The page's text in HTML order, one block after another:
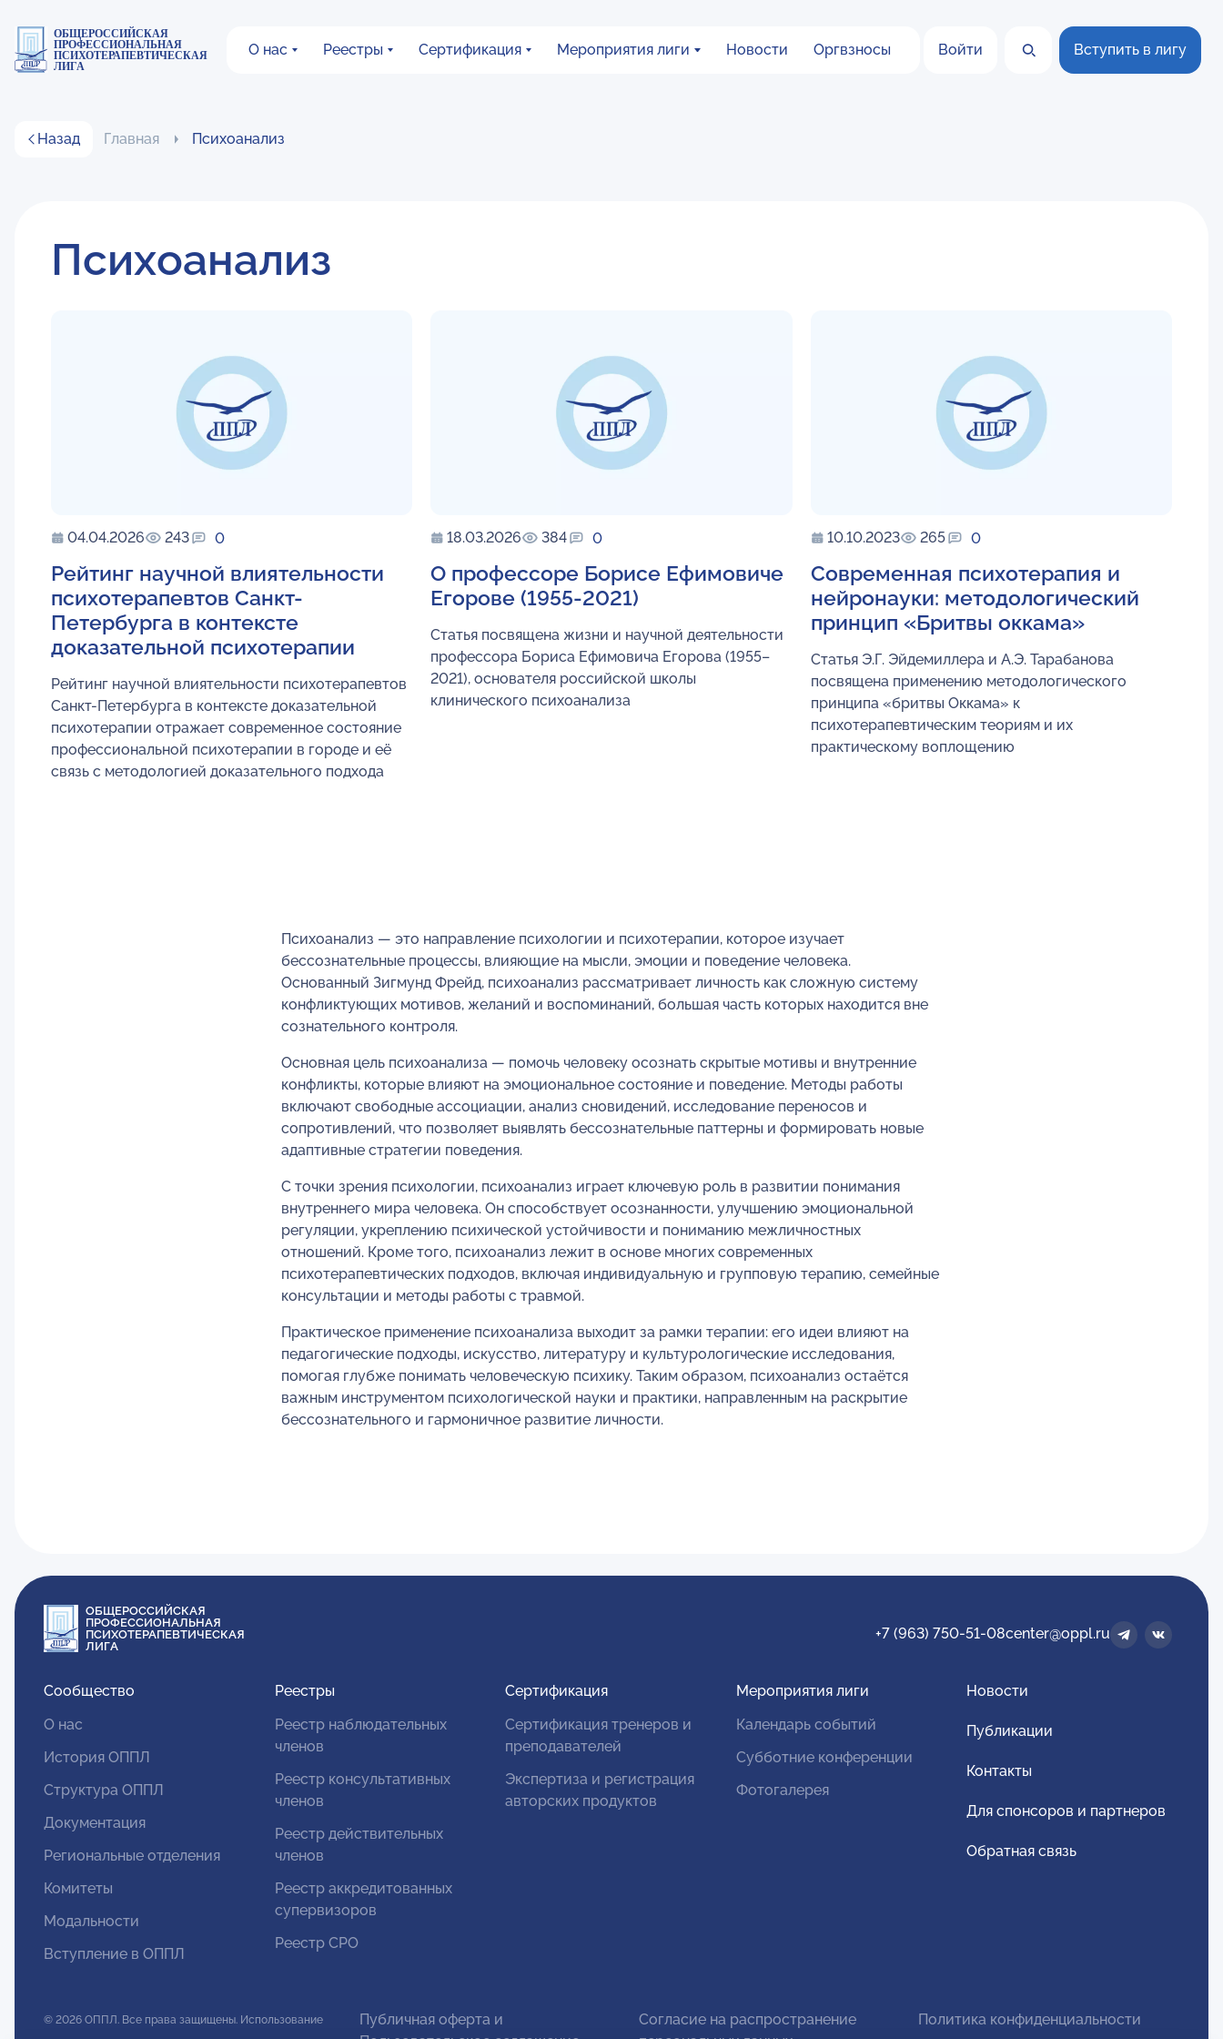
ОБЩЕРОССИЙСКАЯ
ПРОФЕССИОНАЛЬНАЯ
ПСИХОТЕРАПЕВТИЧЕСКАЯ
ЛИГА
О нас Реестры Сертификация Мероприятия лиги Новости Оргвзносы Войти Вступить в лигу
Назад Главная Психоанализ
Психоанализ
04.04.2026 243 0
Рейтинг научной влиятельности
психотерапевтов Санкт-
Петербурга в контексте
доказательной психотерапии
Рейтинг научной влиятельности психотерапевтов
Санкт-Петербурга в контексте доказательной
психотерапии отражает современное состояние
профессиональной психотерапии в городе и её
связь с методологией доказательного подхода
18.03.2026 384 0
О профессоре Борисе Ефимовиче
Егорове (1955-2021)
Статья посвящена жизни и научной деятельности
профессора Бориса Ефимовича Егорова (1955–
2021), основателя российской школы
клинического психоанализа
10.10.2023 265 0
Современная психотерапия и
нейронауки: методологический
принцип «Бритвы оккама»
Статья Э.Г. Эйдемиллера и А.Э. Тарабанова
посвящена применению методологического
принципа «бритвы Оккама» к
психотерапевтическим теориям и их
практическому воплощению
Психоанализ — это направление психологии и психотерапии, которое изучает
бессознательные процессы, влияющие на мысли, эмоции и поведение человека.
Основанный Зигмунд Фрейд, психоанализ рассматривает личность как сложную систему
конфликтующих мотивов, желаний и воспоминаний, большая часть которых находится вне
сознательного контроля.
Основная цель психоанализа — помочь человеку осознать скрытые мотивы и внутренние
конфликты, которые влияют на эмоциональное состояние и поведение. Методы работы
включают свободные ассоциации, анализ сновидений, исследование переносов и
сопротивлений, что позволяет выявлять бессознательные паттерны и формировать новые
адаптивные стратегии поведения.
С точки зрения психологии, психоанализ играет ключевую роль в развитии понимания
внутреннего мира человека. Он способствует осознанности, улучшению эмоциональной
регуляции, укреплению психической устойчивости и пониманию межличностных
отношений. Кроме того, психоанализ лежит в основе многих современных
психотерапевтических подходов, включая индивидуальную и групповую терапию, семейные
консультации и методы работы с травмой.
Практическое применение психоанализа выходит за рамки терапии: его идеи влияют на
педагогические подходы, искусство, литературу и культурологические исследования,
помогая глубже понимать человеческую психику. Таким образом, психоанализ остаётся
важным инструментом психологической науки и практики, направленным на раскрытие
бессознательного и гармоничное развитие личности.
ОБЩЕРОССИЙСКАЯ
ПРОФЕССИОНАЛЬНАЯ
ПСИХОТЕРАПЕВТИЧЕСКАЯ
ЛИГА
+7 (963) 750-51-08center@oppl.ru
Сообщество
О нас
История ОППЛ
Структура ОППЛ
Документация
Региональные отделения
Комитеты
Модальности
Вступление в ОППЛ
Реестры
Реестр наблюдательных
членов
Реестр консультативных
членов
Реестр действительных
членов
Реестр аккредитованных
супервизоров
Реестр СРО
Сертификация
Сертификация тренеров и
преподавателей
Экспертиза и регистрация
авторских продуктов
Мероприятия лиги
Календарь событий
Субботние конференции
Фотогалерея
Новости
Публикации
Контакты
Для спонсоров и партнеров
Обратная связь
Публичная оферта и
Согласие на распространение
Политика конфиденциальности
© 2026 ОППЛ. Все права защищены. Использование